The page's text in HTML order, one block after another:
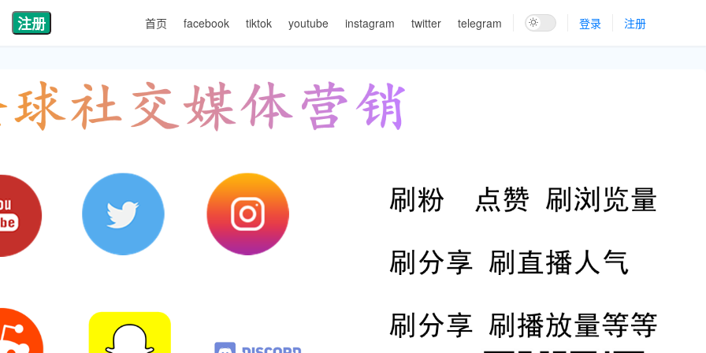
注册 首页 facebook tiktok youtube instagram twitter telegram 登录 注册